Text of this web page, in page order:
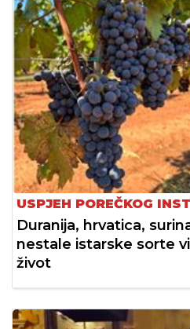
USPJEH POREČKOG
Duranija, hrvatica,
nestale istarske sorte
život